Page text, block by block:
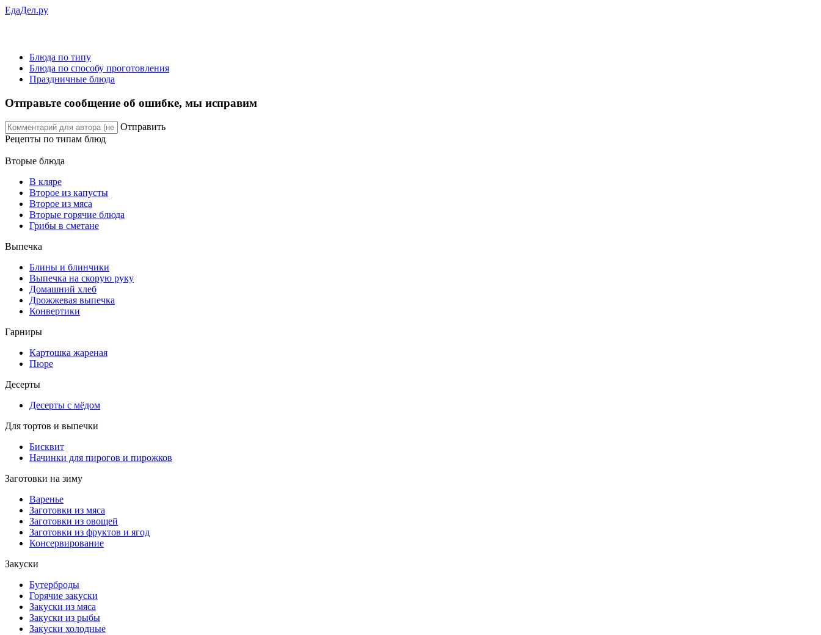
ЕдаДел.ру
Блюда по типу
Блюда по способу проготовления
Праздничные блюда
Отправьте сообщение об ошибке, мы исправим
Отправить
Рецепты по типам блюд
Вторые блюда
В кляре
Второе из капусты
Второе из мяса
Вторые горячие блюда
Грибы в сметане
Выпечка
Блины и блинчики
Выпечка на скорую руку
Домашний хлеб
Дрожжевая выпечка
Конвертики
Гарниры
Картошка жареная
Пюре
Десерты
Десерты с мёдом
Для тортов и выпечки
Бисквит
Начинки для пирогов и пирожков
Заготовки на зиму
Варенье
Заготовки из мяса
Заготовки из овощей
Заготовки из фруктов и ягод
Консервирование
Закуски
Бутерброды
Горячие закуски
Закуски из мяса
Закуски из рыбы
Закуски холодные